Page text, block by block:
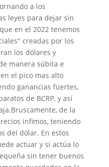
a los
leyes para dejar sin
en el 2022 tenemos
creadas por los
los dólares y
manera súbita e
el pico mas alto
ganancias fuertes,
de BCRP, y así
de la
infimos, teniendo
del dólar. En estos
actuar y si actúa lo
sin tener buenos